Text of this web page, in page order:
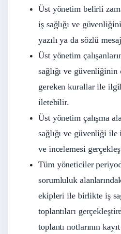
Üst yönetim belirli
iş sağlığı ve
yazılı ya da sözlü
Üst yönetim
sağlığı ve güvenliğinin
gereken kurallar ile
iletebilir.
Üst yönetim çalışma
sağlığı ve güvenliği
ve incelemesi
Tüm yöneticiler
sorumluluk
ekipleri ile birlikte iş
toplantıları
toplantı notlarının